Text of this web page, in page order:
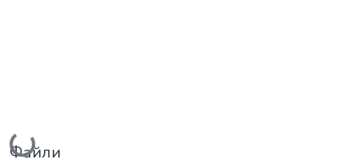
Вантажиться...
Файли